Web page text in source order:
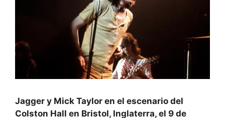
Jagger y Mick Taylor en el escenario del
Colston Hall en Bristol, Inglaterra, el 9 de